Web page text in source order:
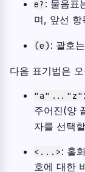
e? : 물음표
며, 앞선 항
(e) : 괄호
다음 표기법은 오
"a"..."z"
주어진(양
자를 선택
<...>: 홑
호에 대한